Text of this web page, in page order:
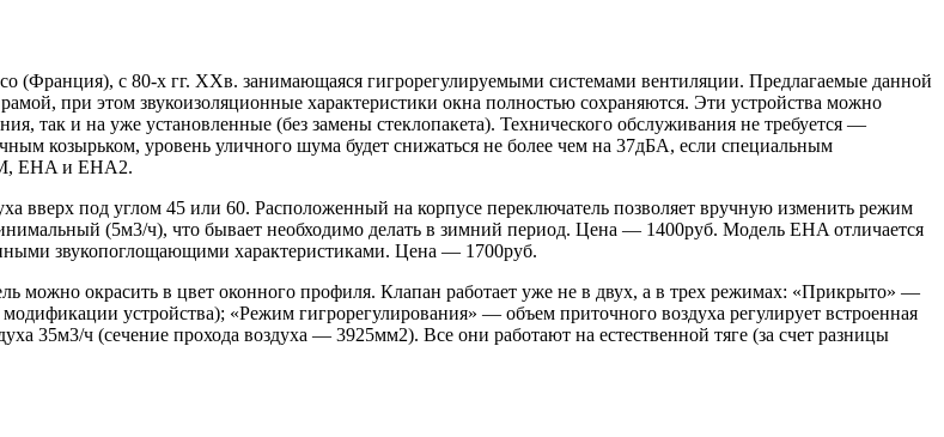
(Франция), с 80-х гг. XXв. занимающаяся гигрорегулируемыми системами вентиляции. Предлагаемые данной
при этом звукоизоляционные характеристики окна полностью сохраняются. Эти устройства можно
так и на уже установленные (без замены стеклопакета). Технического обслуживания не требуется —
козырьком, уровень уличного шума будет снижаться не более чем на 37дБА, если специальным
EHA и EHA2.
под углом 45 или 60. Расположенный на корпусе переключатель позволяет вручную изменить режим
(5м3/ч), что бывает необходимо делать в зимний период. Цена — 1400руб. Модель EHA отличается
звукопоглощающими характеристиками. Цена — 1700руб.
можно окрасить в цвет оконного профиля. Клапан работает уже не в двух, а в трех режимах: «Прикрыто» —
устройства); «Режим гигрорегулирования» — объем приточного воздуха регулирует встроенная
35м3/ч (сечение прохода воздуха — 3925мм2). Все они работают на естественной тяге (за счет разницы